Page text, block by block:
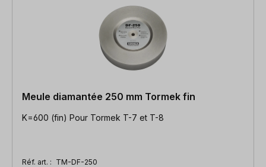
Meule diamantée 250 mm Tormek fin
K=600 (fin) Pour Tormek T-7 et T-8
Réf. art. : TM-DF-250